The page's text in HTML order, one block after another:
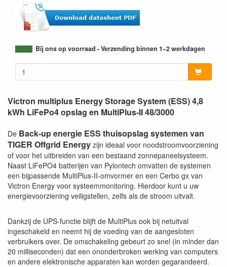
Bij ons op voorraad - Verzending binnen 1~2 werkdagen
Victron multiplus Energy Storage System (ESS) 4,8
kWh LiFePo4 opslag en MultiPlus-II 48/3000
De Back-up energie ESS thuisopslag systemen van
TIGER Offgrid Energy zijn ideaal voor noodstroomvoorziening
of voor het uitbreiden van een bestaand zonnepaneelsysteem.
Naast LiFePO4 batterijen van Pylontech omvatten de systemen
een bijpassende MultiPlus-II-omvormer en een Cerbo gx van
Victron Energy voor systeemmonitoring. Hierdoor kunt u uw
energievoorziening veiligstellen, zelfs als de stroom uitvalt.
Dankzij de UPS-functie blijft de MultiPlus ook bij netuitval
ingeschakeld en neemt hij de voeding van de aangesloten
verbruikers over. De omschakeling gebeurt zo snel (in minder dan
20 milliseconden) dat een ononderbroken werking van computers
en andere elektronische apparaten kan worden gegarandeerd.